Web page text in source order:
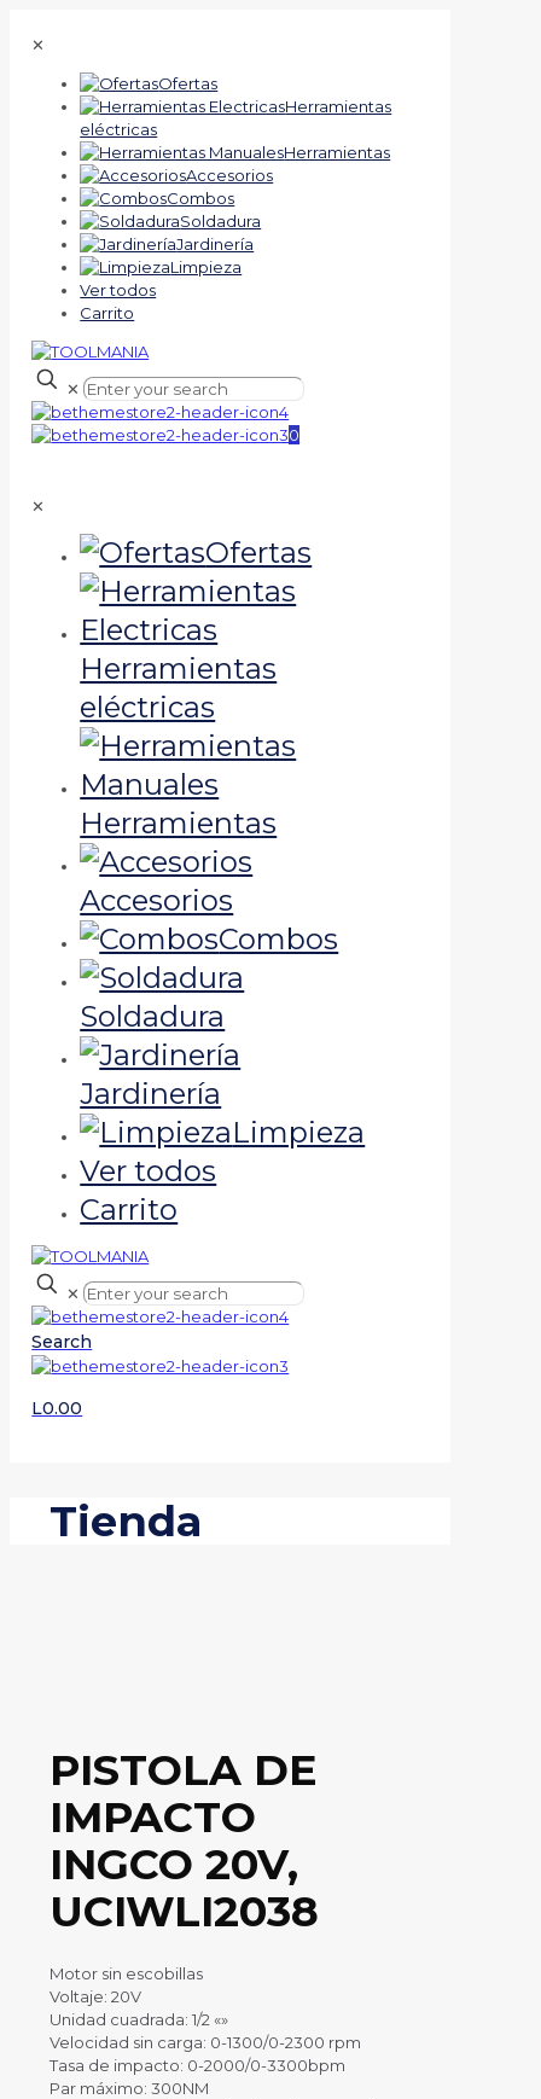
✕
Ofertas
Herramientas
eléctricas
Herramientas
Accesorios
Combos
Soldadura
Jardinería
Limpieza
Ver todos
Carrito
✕
0
✕
Ofertas
Herramientas
eléctricas
Herramientas
Accesorios
Combos
Soldadura
Jardinería
Limpieza
Ver todos
Carrito
✕
Search
L0.00
Tienda
PISTOLA DE
IMPACTO
INGCO 20V,
UCIWLI2038
Motor sin escobillas
Voltaje: 20V
Unidad cuadrada: 1/2 «»
Velocidad sin carga: 0-1300/0-2300 rpm
Tasa de impacto: 0-2000/0-3300bpm
Par máximo: 300NM